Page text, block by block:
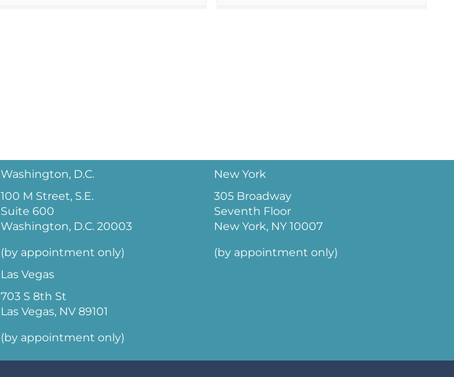
Washington, D.C.
100 M Street, S.E.
Suite 600
Washington, D.C. 20003
(by appointment only)
New York
305 Broadway
Seventh Floor
New York, NY 10007
(by appointment only)
Las Vegas
703 S 8th St
Las Vegas, NV 89101
(by appointment only)